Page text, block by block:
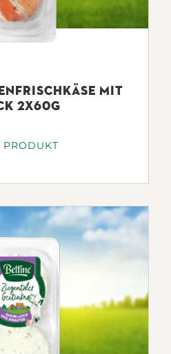
MIT
2X60G
PRODUKT